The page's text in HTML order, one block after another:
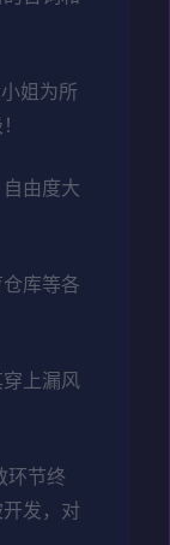
姐为所
由度大
库等各
上漏风
环节终
发，对